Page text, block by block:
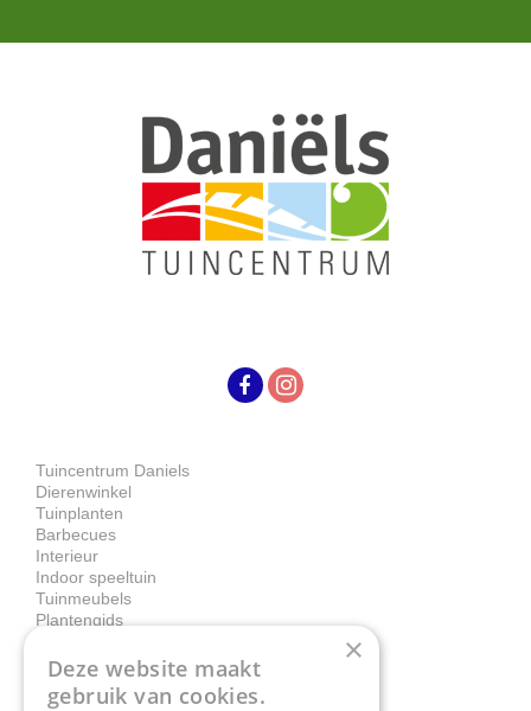
Tuincentrum Daniels
Dierenwinkel
Tuinplanten
Barbecues
Interieur
Indoor speeltuin
Tuinmeubels
Plantengids
Contact
×
Deze website maakt
gebruik van cookies.